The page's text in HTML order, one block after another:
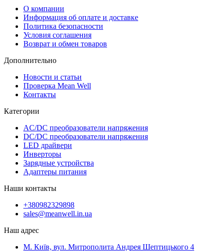
О компании
Информация об оплате и доставке
Политика безопасности
Условия соглашения
Возврат и обмен товаров
Дополнительно
Новости и статьи
Проверка Mean Well
Контакты
Категории
AC/DC преобразователи напряжения
DC/DC преобразователи напряжения
LED драйвери
Инверторы
Зарядные устройства
Адаптеры питания
Наши контакты
+380982329898
sales@meanwell.in.ua
Наш адрес
М. Київ, вул. Митрополита Андрея Шептицького 4